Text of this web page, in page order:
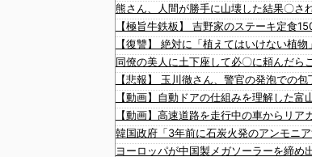
同僚の美人に土下座して必〇に頼んだら
【動画】自動ドアの仕組みを理解した富
ヨーロッパが中国製メガソーラーを締め